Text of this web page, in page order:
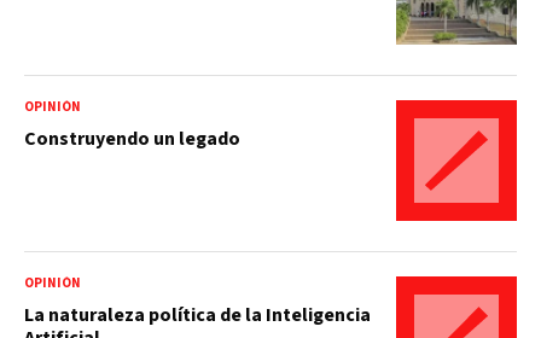
OPINIÓN
Construyendo un legado
OPINIÓN
La naturaleza política de la Inteligencia